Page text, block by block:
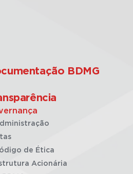
BDMG
de Ética
Acionária